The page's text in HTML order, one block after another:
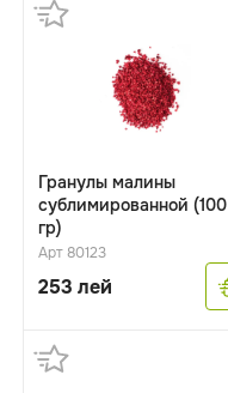
Гранулы малины
сублимированной (100
гр)
Арт 80123
253 лей